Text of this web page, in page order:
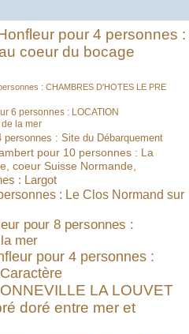
pour 4 personnes :
coeur du bocage
: CHAMBRES D'HOTES LE PRE
6 personnes : LOCATION
de la mer
: Site du Débarquement
pour 10 personnes : La
coeur Suisse Normande,
: Largot
: Le Clos Normand sur
pour 8 personnes :
mer
pour 4 personnes :
LA LOUVET
doré entre mer et